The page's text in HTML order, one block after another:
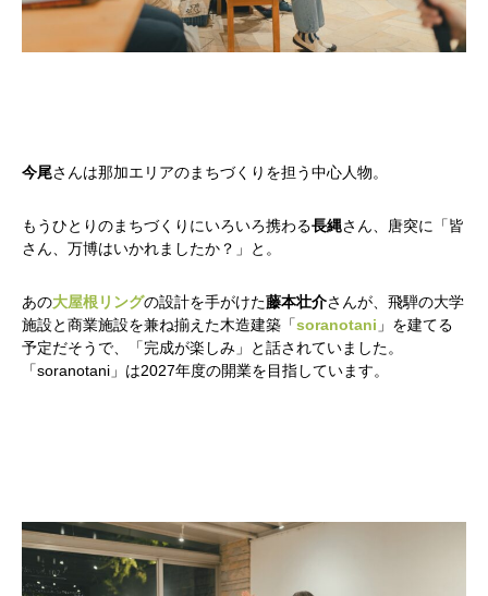
今尾さんは那加エリアのまちづくりを担う中心人物。
もうひとりのまちづくりにいろいろ携わる長縄さん、唐突に「皆
さん、万博はいかれましたか？」と。
あの大屋根リングの設計を手がけた藤本壮介さんが、飛騨の大学
施設と商業施設を兼ね揃えた木造建築「soranotani 」を建てる
予定だそうで、「完成が楽しみ」と話されていました。
「soranotani」は2027年度の開業を目指しています。